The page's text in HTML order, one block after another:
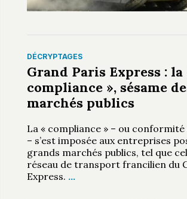
DÉCRYPTAGES
Grand Paris Express : la
compliance », sésame
marchés publics
La « compliance » – ou
– s’est imposée aux entreprises
grands marchés publics, tel que
réseau de transport francilien du
Express. …